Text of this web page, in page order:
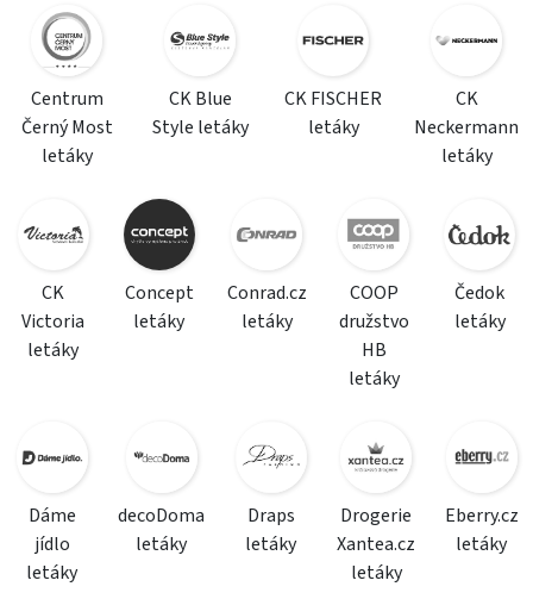
Centrum
Černý Most
letáky
CK Blue
Style letáky
CK FISCHER
letáky
CK
Neckermann
letáky
CK
Victoria
letáky
Concept
letáky
Conrad.cz
letáky
COOP
družstvo
HB
letáky
Čedok
letáky
Dáme
jídlo
letáky
decoDoma
letáky
Draps
letáky
Drogerie
Xantea.cz
letáky
Eberry.cz
letáky